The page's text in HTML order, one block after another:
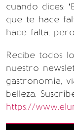
cuando dices:
que te hace
hace falta,
Recibe todos
nuestro
gastronomía,
belleza.
https://